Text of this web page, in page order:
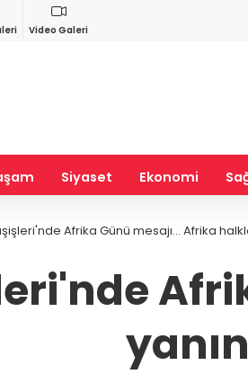
Video Galeri
Siyaset Ekonomi
Afrika Günü mesajı... Afrika